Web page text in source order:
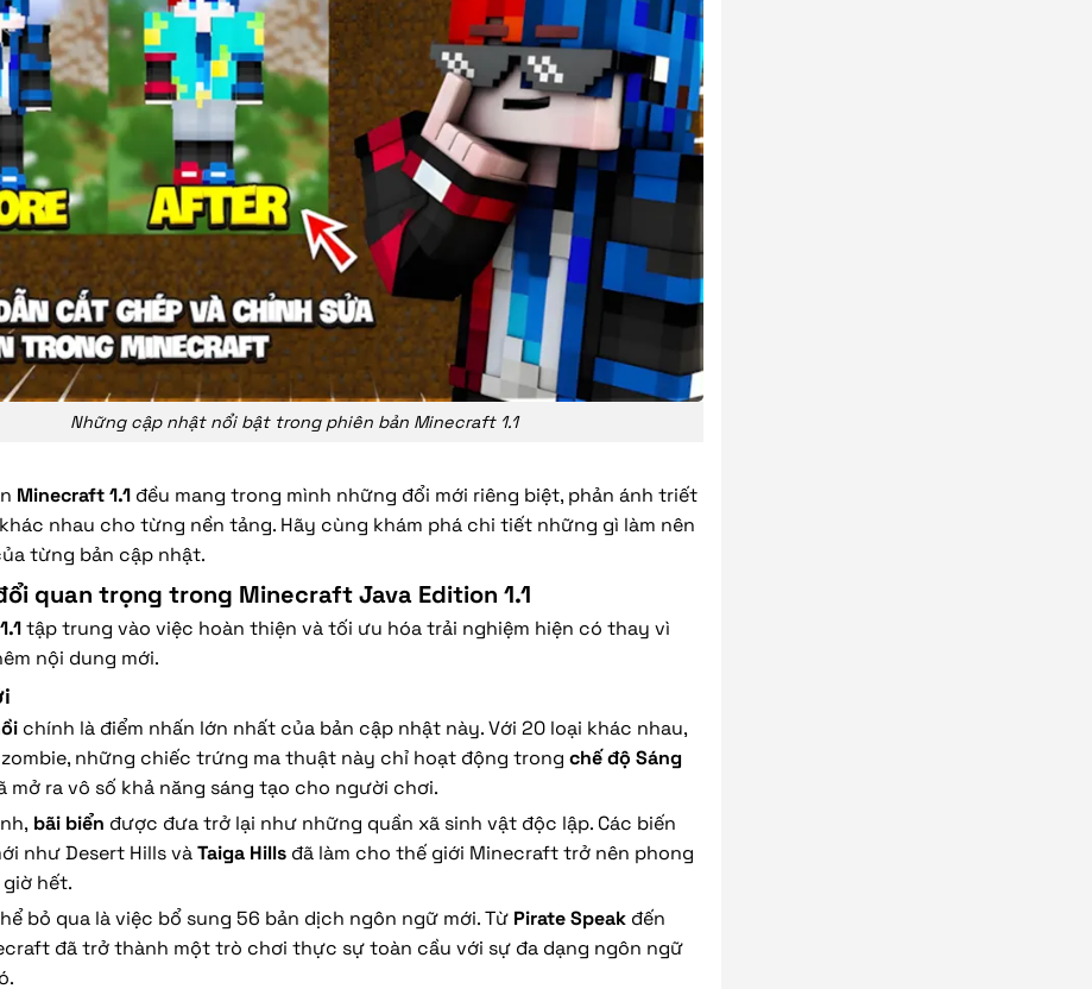
Những cập nhật nổi bật trong phiên bản Minecraft 1.1
Minecraft 1.1 đều mang trong mình những đổi mới riêng biệt, phản ánh triết
nhau cho từng nền tảng. Hãy cùng khám phá chi tiết những gì làm nên
từng bản cập nhật.
quan trọng trong Minecraft Java Edition 1.1
tập trung vào việc hoàn thiện và tối ưu hóa trải nghiệm hiện có thay vì
nội dung mới.
chính là điểm nhấn lớn nhất của bản cập nhật này. Với 20 loại khác nhau,
những chiếc trứng ma thuật này chỉ hoạt động trong chế độ Sáng
mở ra vô số khả năng sáng tạo cho người chơi.
bãi biển được đưa trở lại như những quần xã sinh vật độc lập. Các biến
như Desert Hills vàTaiga Hills đã làm cho thế giới Minecraft trở nên phong
hết.
bỏ qua là việc bổ sung 56 bản dịch ngôn ngữ mới. Từ Pirate Speak đến
đã trở thành một trò chơi thực sự toàn cầu với sự đa dạng ngôn ngữ